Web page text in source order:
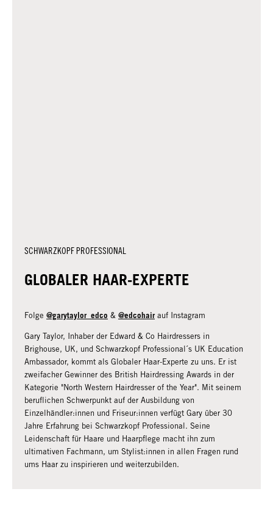
SCHWARZKOPF PROFESSIONAL
GLOBALER HAAR-EXPERTE
Folge @garytaylor_edco & @edcohair auf Instagram
Gary Taylor, Inhaber der Edward & Co Hairdressers in
Brighouse, UK, und Schwarzkopf Professional´s UK Education
Ambassador, kommt als Globaler Haar-Experte zu uns. Er ist
zweifacher Gewinner des British Hairdressing Awards in der
Kategorie "North Western Hairdresser of the Year". Mit seinem
beruflichen Schwerpunkt auf der Ausbildung von
Einzelhändler:innen und Friseur:innen verfügt Gary über 30
Jahre Erfahrung bei Schwarzkopf Professional. Seine
Leidenschaft für Haare und Haarpflege macht ihn zum
ultimativen Fachmann, um Stylist:innen in allen Fragen rund
ums Haar zu inspirieren und weiterzubilden.